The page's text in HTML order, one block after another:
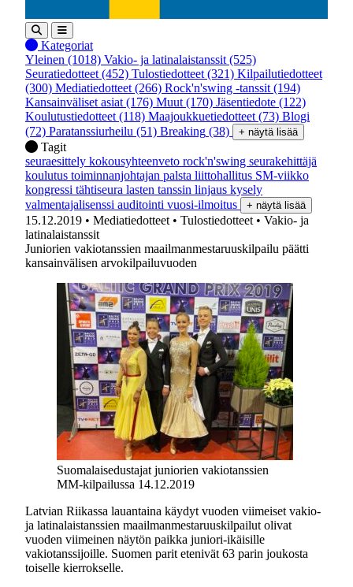
Kategoriat
Yleinen (1018) Vakio- ja latinalaistanssit (525)
Seuratiedotteet (452) Tulostiedotteet (321) Kilpailutiedotteet
(300) Mediatiedotteet (266) Rock'n'swing -tanssit (194)
Kansainväliset asiat (176) Muut (170) Jäsentiedote (122)
Koulutustiedotteet (118) Maajoukkuetiedotteet (73) Blogi
(72) Paratanssiurheilu (51) Breaking (38) + näytä lisää
Tagit
seuraesittely kokousyhteenveto rock'n'swing seurakehittäjä
koulutus toiminnanjohtajan palsta liittohallitus SM-viikko
kongressi tähtiseura lasten tanssin linjaus kysely
valmentajalisenssi auditointi vuosi-ilmoitus + näytä lisää
15.12.2019 • Mediatiedotteet • Tulostiedotteet • Vakio- ja
latinalaistanssit
Juniorien vakiotanssien maailmanmestaruuskilpailu päätti
kansainvälisen arvokilpailuvuoden
Suomalaisedustajat juniorien vakiotanssien
MM-kilpailussa 14.12.2019
Latvian Riikassa lauantaina käydyt vuoden viimeiset vakio-
ja latinalaistanssien maailmanmestaruuskilpailut olivat
vuoden viimeinen näytön paikka juniori-ikäisille
vakiotanssijoille. Suomen parit etenivät 63 parin joukosta
toiselle kierrokselle.